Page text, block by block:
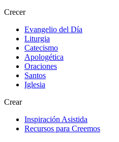
Crecer
Evangelio del Día
Liturgia
Catecismo
Apologética
Oraciones
Santos
Iglesia
Crear
Inspiración Asistida
Recursos para Creemos